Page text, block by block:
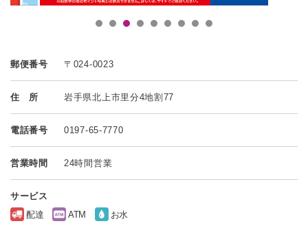
郵便番号 〒024-0023
住 所 岩手県北上市里分4地割77
電話番号 0197-65-7770
営業時間 24時間営業
サービス
配達
ATM お水